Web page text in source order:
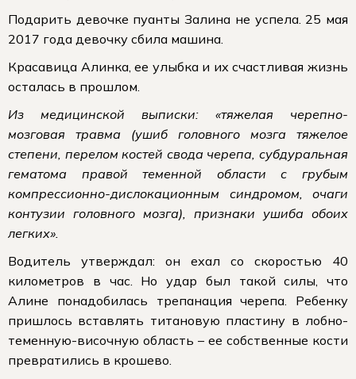
Подарить девочке пуанты Залина не успела. 25 мая
2017 года девочку сбила машина.
Красавица Алинка, ее улыбка и их счастливая жизнь
осталась в прошлом.
Из медицинской выписки: «тяжелая черепно-
мозговая травма (ушиб головного мозга тяжелое
степени, перелом костей свода черепа, субдуральная
гематома правой теменной области с грубым
компрессионно-дислокационным синдромом, очаги
контузии головного мозга), признаки ушиба обоих
легких».
Водитель утверждал: он ехал со скоростью 40
километров в час. Но удар был такой силы, что
Алине понадобилась трепанация черепа. Ребенку
пришлось вставлять титановую пластину в лобно-
теменную-височную область – ее собственные кости
превратились в крошево.